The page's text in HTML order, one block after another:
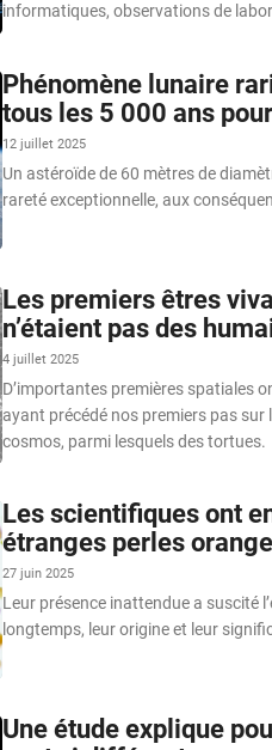
informatiques, observations de
Phénomène lunaire
tous les 5 000 ans
12 juillet 2025
Un astéroïde de 60 mètres de
rareté exceptionnelle, aux
Les premiers êtres
n’étaient pas des
4 juillet 2025
D’importantes premières spatiales
ayant précédé nos premiers pas
cosmos, parmi lesquels des tortues.
Les scientifiques ont
étranges perles
27 juin 2025
Leur présence inattendue a suscité
longtemps, leur origine et leur
Une étude explique